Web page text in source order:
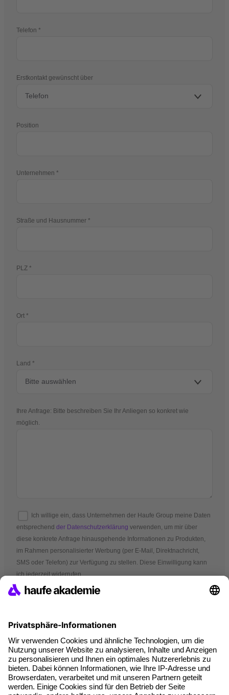
Telefon
Erstkontakt gewünscht über
Position
Unternehmen
Straße und Hausnummer
PLZ
Ort
Land
Ihre Anfrage: Bitte beschreiben Sie Ihr Anliegen so konkret wie
möglich.
Ich willige ein, dass Unternehmen der Haufe Group meine Daten
entsprechend der Datenschutzerklärung verwenden, um mir über
diese konkrete Anfrage hinausgehende Informationen zu Produkten,
im Rahmen personalisierter Werbung (per E-Mail, Direktnachricht,
SMS oder Telefon) zur Verfügung zu stellen. Diese Einwilligung kann
ich jederzeit widerrufen.
*Pflichtfelder
AGB